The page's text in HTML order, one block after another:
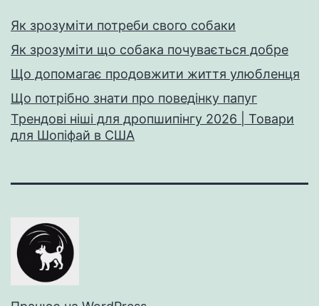
Як зрозуміти потреби свого собаки
Як зрозуміти що собака почувається добре
Що допомагає продовжити життя улюбленця
Що потрібно знати про поведінку папуг
Трендові ніші для дропшипінгу 2026 | Товари
для Шопіфай в США